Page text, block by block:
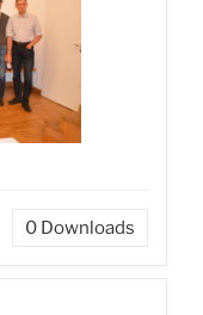
0 Downloads